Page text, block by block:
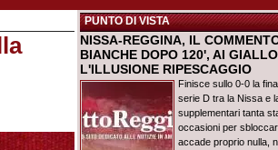
PUNTO DI VISTA
NISSA-REGGINA, IL
BIANCHE DOPO 120', AI
L'ILLUSIONE RIPESCAGGIO
Finisce sullo 0-0 la
serie D tra la Nissa e
supplementari tanta
occasioni per
accade proprio nulla,